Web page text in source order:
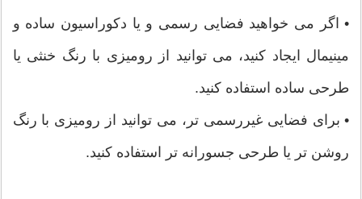
• اگر می خواهید فضایی رسمی و یا دکوراسیون ساده و
مینیمال ایجاد کنید، می توانید از رومیزی با رنگ خنثی یا
طرحی ساده استفاده کنید.
• برای فضایی غیررسمی تر، می توانید از رومیزی با رنگ
روشن تر یا طرحی جسورانه تر استفاده کنید.